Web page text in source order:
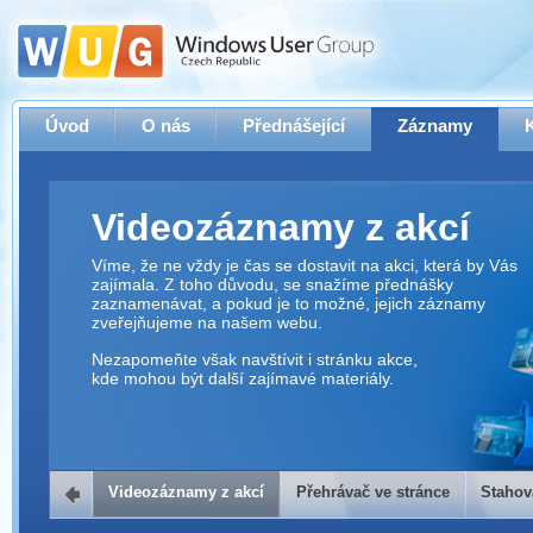
Úvod O nás Přednášející Záznamy
Videozáznamy z akcí
Víme, že ne vždy je čas se dostavit na akci, která by Vás
zajímala. Z toho důvodu, se snažíme přednášky
zaznamenávat, a pokud je to možné, jejich záznamy
zveřejňujeme na našem webu.
Nezapomeňte však navštívit i stránku akce,
kde mohou být další zajímavé materiály.
Přehrávač ve stránce
Videozáznamy z akcí Přehrávač ve stránce